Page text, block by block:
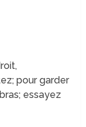
pour garder
essayez